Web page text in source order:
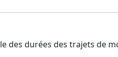
des durées des trajets de